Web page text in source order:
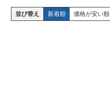
並び替え 新着順 価格が安い順